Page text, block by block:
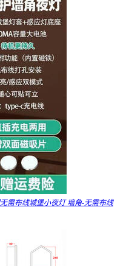
需布线城堡小夜灯 墙角-无需布线